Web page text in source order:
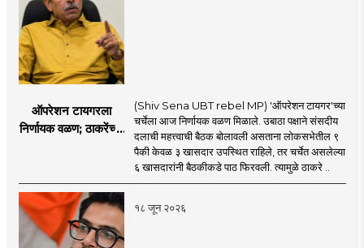
ऑपरेशन टायगरला
निर्णायक वळण; ठाकरेंच्या
विलीन होण्याचा प्रस्ताव?
(Shiv Sena UBT rebel MP) 'ऑपरेशन टायगर'च्या
चर्चेला आज निर्णायक वळण मिळाले. उबाठा पक्षाने संसदीय
दलाची महत्त्वाची बैठक बोलावली असताना लोकसभेतील ९
पैकी केवळ ३ खासदार उपस्थित राहिले, तर चर्चेत असलेल्या
६ खासदारांनी बैठकीकडे पाठ फिरवली. त्यामुळे ठाकरे ..
१८ जून २०२६